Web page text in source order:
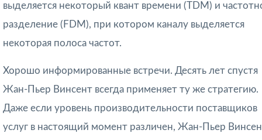
выделяется некоторый квант времени (TDM) и
разделение (FDM), при котором каналу выделяется
некоторая полоса частот.
Хорошо информированные встречи. Десять лет спустя
Жан-Пьер Винсент всегда применяет ту же стратегию.
Даже если уровень производительности поставщиков
услуг в настоящий момент различен, Жан-Пьер